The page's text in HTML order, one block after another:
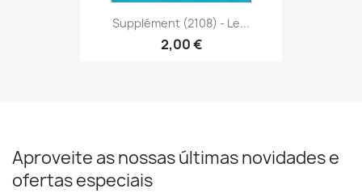
Supplément (2108) - Le...
2,00 €
Aproveite as nossas últimas novidades e
ofertas especiais